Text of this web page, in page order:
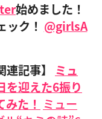
始めました！
ック！ @girlsA
記事】 ミュ
を迎えた6振り
た！ ミュー